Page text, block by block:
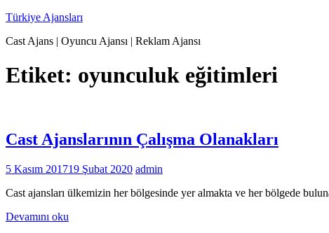
İçeriğe
Türkiye Ajansları
Cast Ajans | Oyuncu Ajansı | Reklam Ajansı
Etiket: oyunculuk eğitimleri
Cast Ajanslarının Çalışma Olanakları
5 Kasım 201719 Şubat 2020 admin
Cast ajansları ülkemizin her bölgesinde yer almakta ve her bölgede
Devamını oku